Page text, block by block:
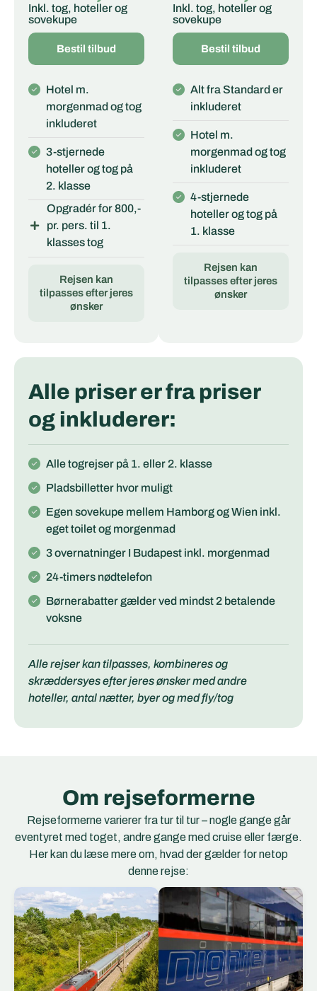
Inkl. tog, hoteller og
sovekupe
Bestil tilbud
Hotel m.
morgenmad og tog
inkluderet
3-stjernede
hoteller og tog på
2. klasse
Opgradér for 800,-
pr. pers. til 1.
klasses tog
Rejsen kan
tilpasses efter jeres
ønsker
Inkl. tog, hoteller og
sovekupe
Bestil tilbud
Alt fra Standard er
inkluderet
Hotel m.
morgenmad og tog
inkluderet
4-stjernede
hoteller og tog på
1. klasse
Rejsen kan
tilpasses efter jeres
ønsker
Alle priser er fra priser
og inkluderer:
Alle togrejser på 1. eller 2. klasse
Pladsbilletter hvor muligt
Egen sovekupe mellem Hamborg og Wien inkl.
eget toilet og morgenmad
3 overnatninger I Budapest inkl. morgenmad
24-timers nødtelefon
Børnerabatter gælder ved mindst 2 betalende
voksne
Alle rejser kan tilpasses, kombineres og
skræddersyes efter jeres ønsker med andre
hoteller, antal nætter, byer og med fly/tog
Om rejseformerne
Rejseformerne varierer fra tur til tur – nogle gange går
eventyret med toget, andre gange med cruise eller færge.
Her kan du læse mere om, hvad der gælder for netop
denne rejse:
EC Togene
EuroCity (EC) er et
netværk af
internationale